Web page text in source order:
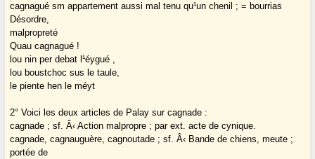
cagnagué sm appartement aussi mal tenu qu¹un chenil ; = bourrias
Désordre,
malpropreté ­
Quau cagnagué !
lou nin per debat l¹éygué ,
lou boustchoc sus le taule,
le piente hen le méyt
2° Voici les deux articles de Palay sur cagnade :
cagnade ; sf. Â‹ Action malpropre ; par ext. acte de cynique.
cagnade, cagnauguère, cagnoutade ; sf. Â‹ Bande de chiens, meute ;
portée de